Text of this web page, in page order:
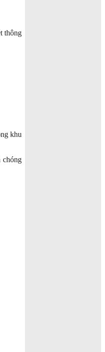
thông
khu
chóng